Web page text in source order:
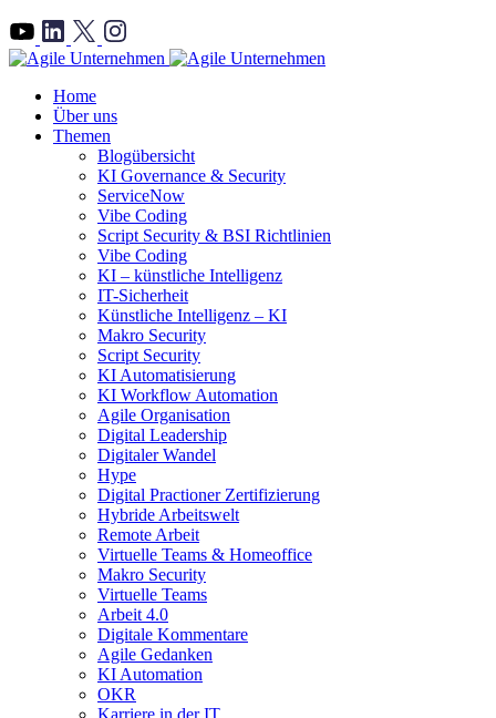
">
Home
Über uns
Themen
Blogübersicht
KI Governance & Security
ServiceNow
Vibe Coding
Script Security & BSI Richtlinien
Vibe Coding
KI – künstliche Intelligenz
IT-Sicherheit
Künstliche Intelligenz – KI
Makro Security
Script Security
KI Automatisierung
KI Workflow Automation
Agile Organisation
Digital Leadership
Digitaler Wandel
Hype
Digital Practioner Zertifizierung
Hybride Arbeitswelt
Remote Arbeit
Virtuelle Teams & Homeoffice
Makro Security
Virtuelle Teams
Arbeit 4.0
Digitale Kommentare
Agile Gedanken
KI Automation
OKR
Karriere in der IT